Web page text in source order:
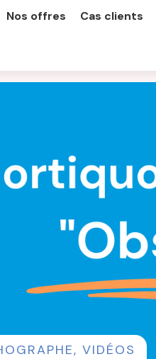
Nos offres Cas clients
, VIDÉOS